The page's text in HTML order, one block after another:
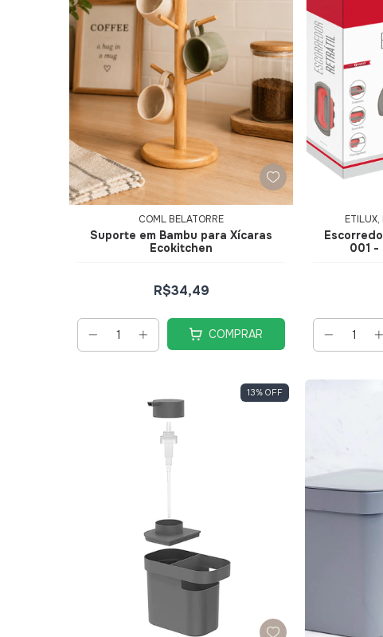
COML BELATORRE
Suporte em Bambu para Xícaras
Ecokitchen
R$34,49
COMPRAR
ETILUX,
001
13%OFF